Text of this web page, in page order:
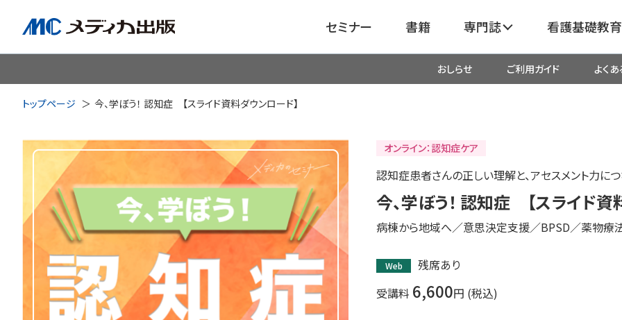
セミナー 書籍 専門誌
看護
医学
看護基礎教育
脳神経 循環器
透析・腎臓・血液浄化 泌尿器 がん 化学療法・放射線治療・緩和ケア
耳鼻咽喉科 皮膚・形成外科 産科・婦人科・周産期・助産 新
手術室・麻酔 ICU 救命・救急
感染管理・感染症 リハビリ 栄養管理
おしらせ ご利用ガイド よく
トップページ 今、学ぼう！ 認知症 【スライド資料ダウンロード】
オンライン：認知症ケア
認知症患者さんの正しい理解と、アセスメント力に
今、学ぼう！ 認知症 【スライド資
病棟から地域へ／意思決定支援／BPSD／薬物療
Web
残席あり
受講料 6,600円 (税込)